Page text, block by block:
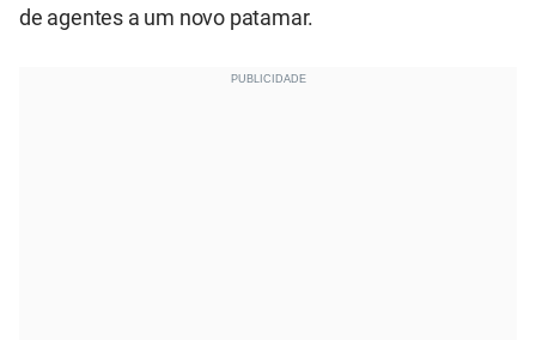
de agentes a um novo patamar.